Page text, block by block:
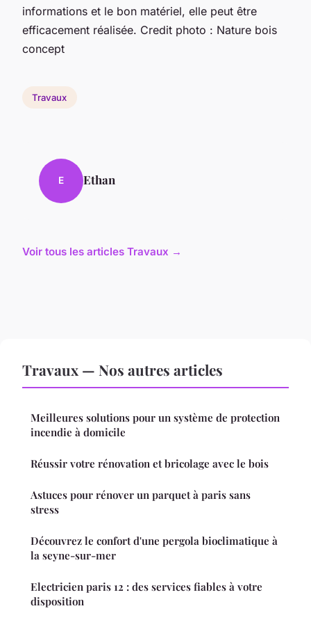
informations et le bon matériel, elle peut être
efficacement réalisée. Credit photo : Nature bois
concept
Travaux
E Ethan
Voir tous les articles Travaux →
Travaux — Nos autres articles
Meilleures solutions pour un système de protection
incendie à domicile
Réussir votre rénovation et bricolage avec le bois
Astuces pour rénover un parquet à paris sans
stress
Découvrez le confort d'une pergola bioclimatique à
la seyne-sur-mer
Electricien paris 12 : des services fiables à votre
disposition